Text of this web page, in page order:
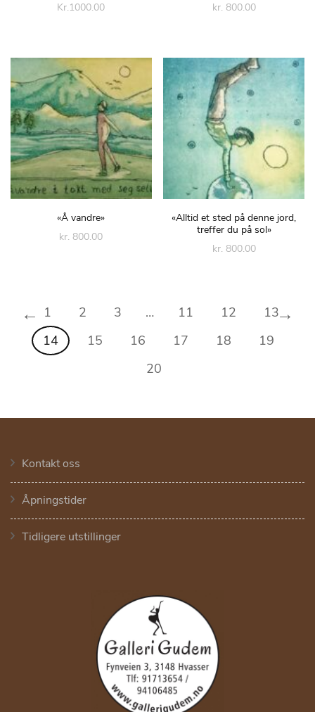
Kr.1000.00
kr. 800.00
«Å vandre»
kr. 800.00
«Alltid et sted på denne jord,
treffer du på sol»
kr. 800.00
← 1 2 3 … 11 12
13
14
15 16 17 18
19
20
→
Kontakt oss
Åpningstider
Tidligere utstillinger